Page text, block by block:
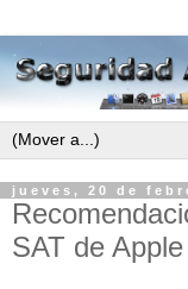
jueves, 20 de
SAT de Apple